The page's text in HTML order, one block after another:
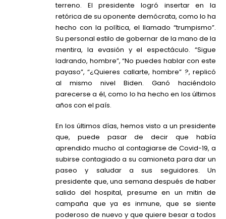
terreno. El presidente logró insertar en la
retórica de su oponente demócrata, como lo ha
hecho con la política, el llamado “trumpismo”.
Su personal estilo de gobernar de la mano de la
mentira, la evasión y el espectáculo. “Sigue
ladrando, hombre”, “No puedes hablar con este
payaso”, “¿Quieres callarte, hombre” ?, replicó
al mismo nivel Biden. Ganó haciéndolo
parecerse a él, como lo ha hecho en los últimos
años con el país.
En los últimos días, hemos visto a un presidente
que, puede pasar de decir que había
aprendido mucho al contagiarse de Covid-19, a
subirse contagiado a su camioneta para dar un
paseo y saludar a sus seguidores. Un
presidente que, una semana después de haber
salido del hospital, presume en un mitin de
campaña que ya es inmune, que se siente
poderoso de nuevo y que quiere besar a todos